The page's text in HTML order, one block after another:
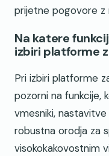
prijetne pogovore z
Na katere
izbiri platforme
Pri izbiri platforme
pozorni na funkcije,
vmesniki,
robustna orodja za
visokokakovostnim